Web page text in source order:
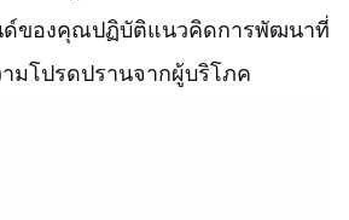
ด์ของคุณปฏิบัติแนวคิดการพัฒนาที่
มโปรดปรานจากผู้บริโภค